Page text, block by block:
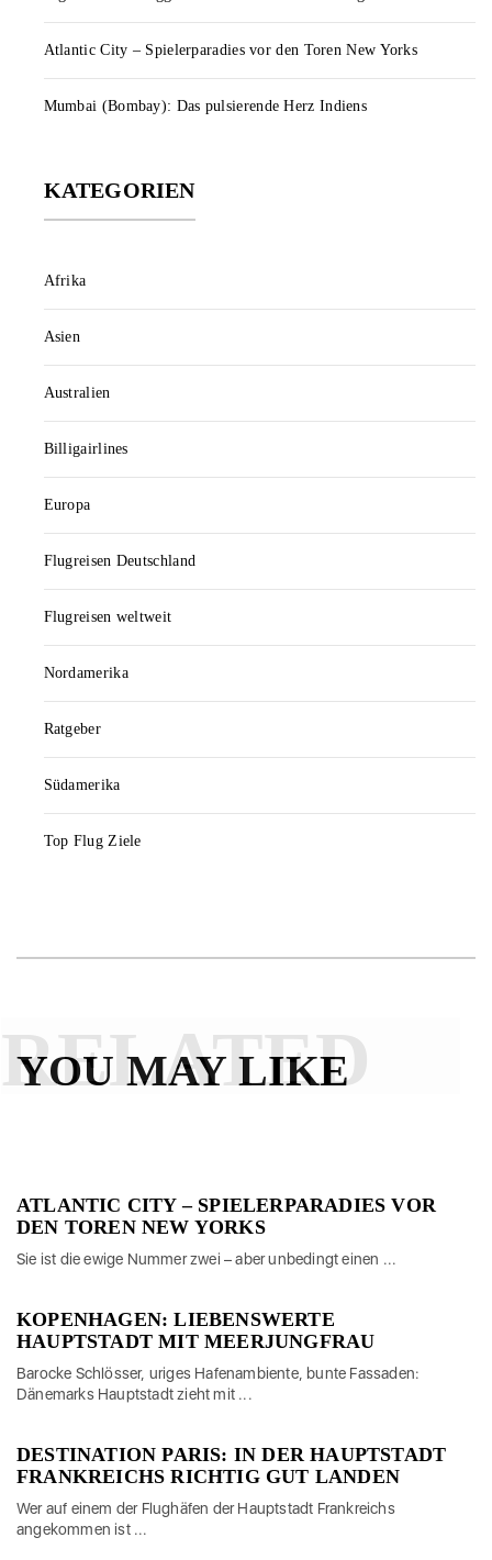
Atlantic City – Spielerparadies vor den Toren New Yorks
Mumbai (Bombay): Das pulsierende Herz Indiens
KATEGORIEN
Afrika
Asien
Australien
Billigairlines
Europa
Flugreisen Deutschland
Flugreisen weltweit
Nordamerika
Ratgeber
Südamerika
Top Flug Ziele
YOU MAY LIKE
RELATED
ATLANTIC CITY – SPIELERPARADIES VOR
DEN TOREN NEW YORKS
Sie ist die ewige Nummer zwei – aber unbedingt einen ...
KOPENHAGEN: LIEBENSWERTE
HAUPTSTADT MIT MEERJUNGFRAU
Barocke Schlösser, uriges Hafenambiente, bunte Fassaden:
Dänemarks Hauptstadt zieht mit ...
DESTINATION PARIS: IN DER HAUPTSTADT
FRANKREICHS RICHTIG GUT LANDEN
Wer auf einem der Flughäfen der Hauptstadt Frankreichs
angekommen ist ...